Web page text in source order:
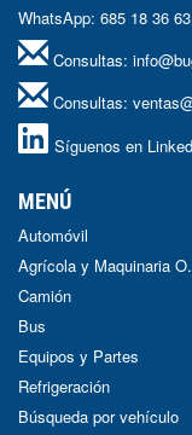
WhatsApp: 685 18 36
Consultas:
Consultas:
Síguenos en
MENÚ
Automóvil
Agrícola y Maquinaria
Camión
Bus
Equipos y Partes
Refrigeración
Búsqueda por vehículo